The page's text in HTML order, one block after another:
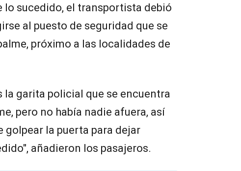
lo sucedido, el transportista debió
al puesto de seguridad que se
próximo a las localidades de
la garita policial que se encuentra
pero no había nadie afuera, así
golpear la puerta para dejar
añadieron los pasajeros.